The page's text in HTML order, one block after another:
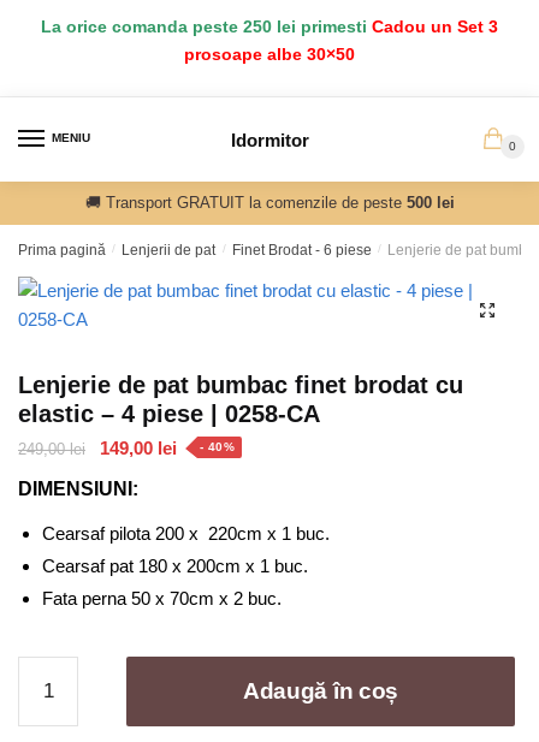
La orice comanda peste 250 lei primesti Cadou un Set 3
prosoape albe 30×50
MENIU Idormitor 0
🚚 Transport GRATUIT la comenzile de peste 500 lei
Prima pagină / Lenjerii de pat / Finet Brodat - 6 piese / Lenjerie de pat
🔍
Lenjerie de pat bumbac finet brodat cu
elastic – 4 piese | 0258-CA
249,00lei
Prețul
a
fost:
249,00 lei.
149,00 lei Prețul
149,00 lei.
- 40%
DIMENSIUNI:
Cearsaf pilota 200 x 220cm x 1 buc.
Cearsaf pat 180 x 200cm x 1 buc.
Fata perna 50 x 70cm x 2 buc.
Lenjerie
de
Adaugă în coș